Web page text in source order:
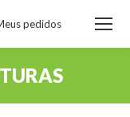
pedidos